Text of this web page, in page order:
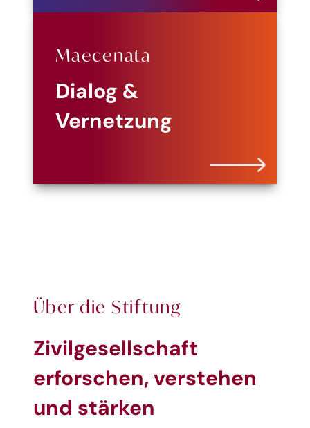
Maecenata
Dialog &
Vernetzung
Über die Stiftung
Zivilgesellschaft
erforschen, verstehen
und stärken